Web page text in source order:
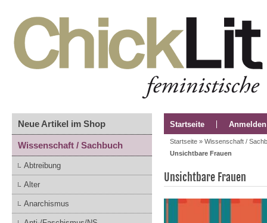
Neue Artikel im Shop
Wissenschaft / Sachbuch
Abtreibung
Alter
Anarchismus
Startseite Anmelden
Startseite » Wissenschaft /
Unsichtbare Frauen
Unsichtbare Frauen